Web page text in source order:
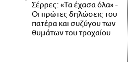
Σέρρες: «Τα έχασα όλα» -
Οι πρώτες δηλώσεις του
πατέρα και συζύγου των
θυμάτων του τροχαίου